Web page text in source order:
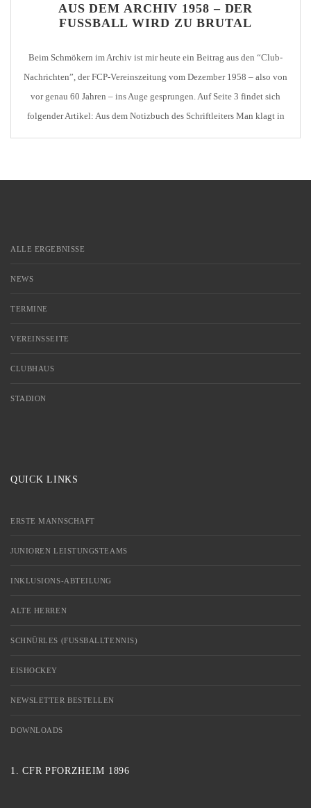
AUS DEM ARCHIV 1958 – DER
FUSSBALL WIRD ZU BRUTAL
Beim Schmökern im Archiv ist mir heute ein Beitrag aus den “Club-
Nachrichten”, der FCP-Vereinszeitung vom Dezember 1958 – also von
vor genau 60 Jahren – ins Auge gesprungen. Auf Seite 3 findet sich
folgender Artikel: Aus dem Notizbuch des Schriftleiters Man klagt in
ALLE ERGEBNISSE
NEWS
TERMINE
VEREINSSEITE
CLUBHAUS
STADION
QUICK LINKS
ERSTE MANNSCHAFT
JUNIOREN LEISTUNGSTEAMS
INKLUSIONS-ABTEILUNG
ALTE HERREN
SCHNÜRLES (FUSSBALLTENNIS)
EISHOCKEY
NEWSLETTER BESTELLEN
DOWNLOADS
1. CFR PFORZHEIM 1896